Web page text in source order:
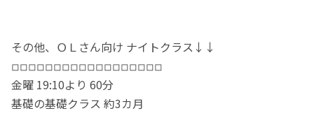
その他、ＯＬさん向け ナイトクラス↓↓
◽︎◽︎◽︎◽︎◽︎◽︎◽︎◽︎◽︎◽︎◽︎◽︎◽︎◽︎◽︎◽︎◽︎◽︎
金曜 19:10より 60分
基礎の基礎クラス 約3カ月